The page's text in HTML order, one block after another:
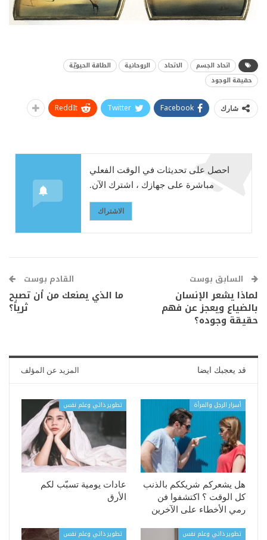
اتحاد الجسم الاتحاد الروحانية
الطاقة الحيويّة
حقيقة الوجود
شارك Facebook
Twitter
ReddIt
احصل على تحديثات في الوقت الفعلي
مباشرة على جهازك ، اشترك الآن.
الاشتراك
السابق بوست
لماذا يشعر الإنسان
بالضياع ويعجز عن فهم
حقيقة وجوده؟
القادم بوست
ما الذي يمنعك من أن تصبح
ثرياً؟
قد يعجبك ايضا المزيد عن المؤلف
أسرار الرجل والمرأة
هل يشعركم شريككم بالذنب
كل الوقت ؟ اكتشفوا فن
رمي الأخطاء على الآخرين
تطوير ذاتي وعلم نفس
عادات يومية تسبّب لكم
الأرق
تطوير ذاتي وعلم نفس تطوير ذاتي وعلم نفس